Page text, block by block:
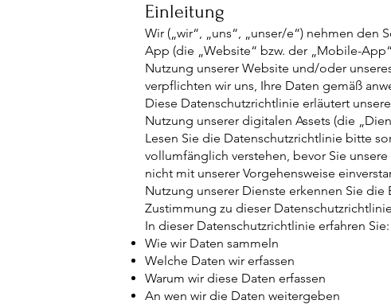
Einleitung
Wir („wir“, „uns“, „unser/e“) nehmen
App (die „Website“ bzw. der „Mobile-
Nutzung unserer Website und/oder
verpflichten wir uns, Ihre Daten gemäß
Diese Datenschutzrichtlinie erläutert
Nutzung unserer digitalen Assets (die
Lesen Sie die Datenschutzrichtlinie bitte
vollumfänglich verstehen, bevor Sie
nicht mit unserer Vorgehensweise
Nutzung unserer Dienste erkennen Sie
Zustimmung zu dieser
In dieser Datenschutzrichtlinie erfahren Sie:
Wie wir Daten sammeln
Welche Daten wir erfassen
Warum wir diese Daten erfassen
An wen wir die Daten weitergeben